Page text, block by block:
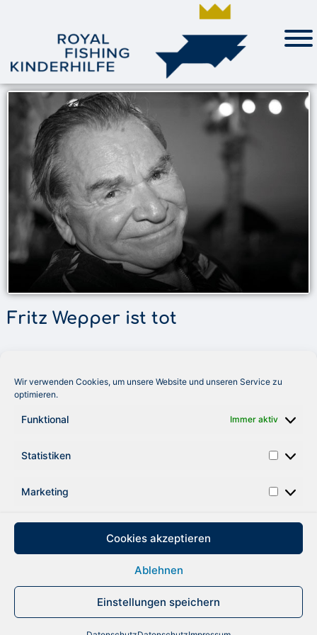
Wir verwenden Cookies, um unsere Website und unseren Service zu
optimieren.
Funktional Immer aktiv
Statistiken
Marketing
Cookies akzeptieren
Ablehnen
Einstellungen speichern
Fritz Wepper ist tot
DATENSCHUTZ IMPRESSUM